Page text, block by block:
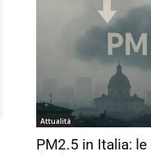
Attualità
PM2.5 in Italia: